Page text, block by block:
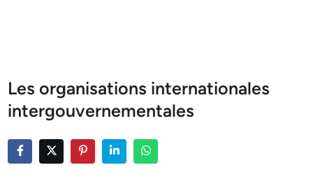
Les organisations internationales
intergouvernementales